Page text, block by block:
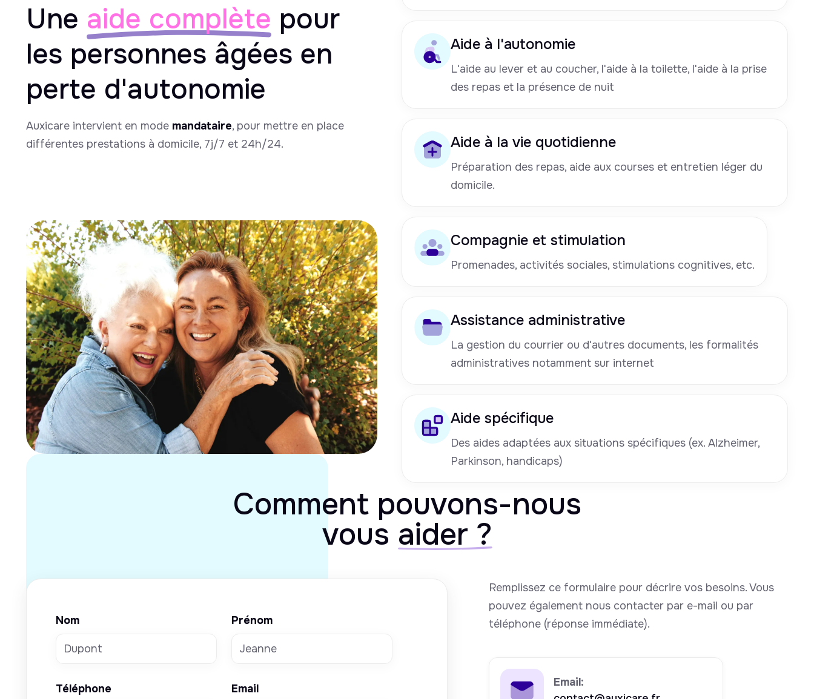
Une aide complète pour
les personnes âgées en
perte d'autonomie
Auxicare intervient en mode mandataire, pour mettre en place
différentes prestations à domicile, 7j/7 et 24h/24.
Aide à l'autonomie
L'aide au lever et au coucher, l'aide à la toilette, l'aide à la prise
des repas et la présence de nuit
Aide à la vie quotidienne
Préparation des repas, aide aux courses et entretien léger du
domicile.
Compagnie et stimulation
Promenades, activités sociales, stimulations cognitives, etc.
Assistance administrative
La gestion du courrier ou d'autres documents, les formalités
administratives notamment sur internet
Aide spécifique
Des aides adaptées aux situations spécifiques (ex. Alzheimer,
Parkinson, handicaps)
Comment pouvons-nous
vous aider ?
Nom Prénom
Téléphone Email
Remplissez ce formulaire pour décrire vos besoins. Vous
pouvez également nous contacter par e-mail ou par
téléphone (réponse immédiate).
Email: